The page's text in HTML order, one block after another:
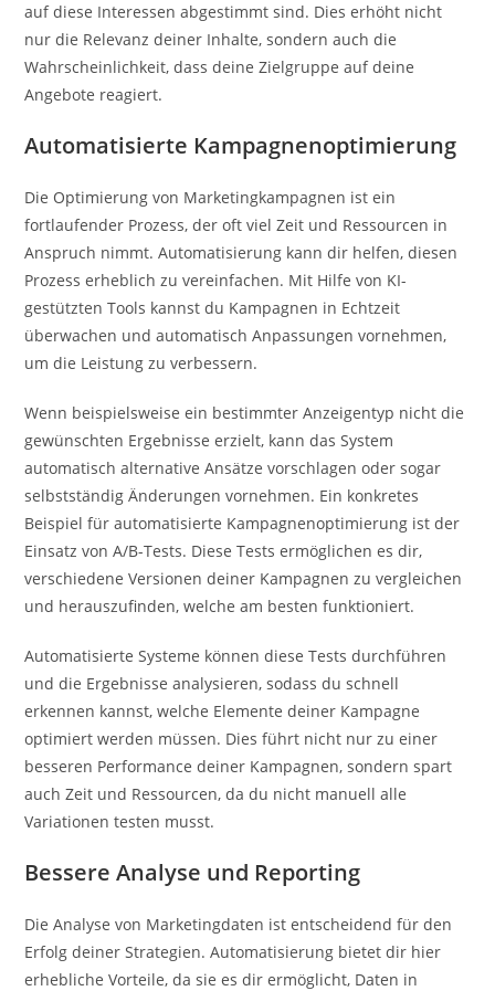
auf diese Interessen abgestimmt sind. Dies erhöht nicht
nur die Relevanz deiner Inhalte, sondern auch die
Wahrscheinlichkeit, dass deine Zielgruppe auf deine
Angebote reagiert.
Automatisierte Kampagnenoptimierung
Die Optimierung von Marketingkampagnen ist ein
fortlaufender Prozess, der oft viel Zeit und Ressourcen in
Anspruch nimmt. Automatisierung kann dir helfen, diesen
Prozess erheblich zu vereinfachen. Mit Hilfe von KI-
gestützten Tools kannst du Kampagnen in Echtzeit
überwachen und automatisch Anpassungen vornehmen,
um die Leistung zu verbessern.
Wenn beispielsweise ein bestimmter Anzeigentyp nicht die
gewünschten Ergebnisse erzielt, kann das System
automatisch alternative Ansätze vorschlagen oder sogar
selbstständig Änderungen vornehmen. Ein konkretes
Beispiel für automatisierte Kampagnenoptimierung ist der
Einsatz von A/B-Tests. Diese Tests ermöglichen es dir,
verschiedene Versionen deiner Kampagnen zu vergleichen
und herauszufinden, welche am besten funktioniert.
Automatisierte Systeme können diese Tests durchführen
und die Ergebnisse analysieren, sodass du schnell
erkennen kannst, welche Elemente deiner Kampagne
optimiert werden müssen. Dies führt nicht nur zu einer
besseren Performance deiner Kampagnen, sondern spart
auch Zeit und Ressourcen, da du nicht manuell alle
Variationen testen musst.
Bessere Analyse und Reporting
Die Analyse von Marketingdaten ist entscheidend für den
Erfolg deiner Strategien. Automatisierung bietet dir hier
erhebliche Vorteile, da sie es dir ermöglicht, Daten in